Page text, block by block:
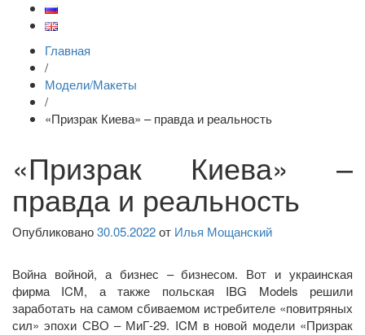
Главная
/
Модели/Макеты
/
«Призрак Киева» – правда и реальность
«Призрак Киева» –
правда и реальность
Опубликовано30.05.2022от Илья Мощанский
Война войной, а бизнес – бизнесом. Вот и украинская
фирма ICM, а также польская IBG Models решили
заработать на самом сбиваемом истребителе «повитряных
сил» эпохи СВО – МиГ-29. ICM в новой модели «Призрак